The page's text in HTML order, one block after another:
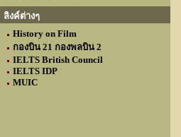
ลิงค์ต่างๆ
History on Film
กองบิน 21 กองพลบิน 2
IELTS British Council
IELTS IDP
MUIC